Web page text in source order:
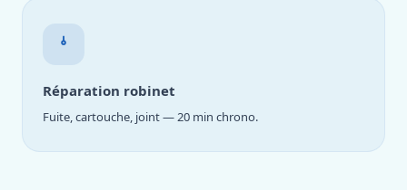
Réparation robinet
Fuite, cartouche, joint — 20 min chrono.